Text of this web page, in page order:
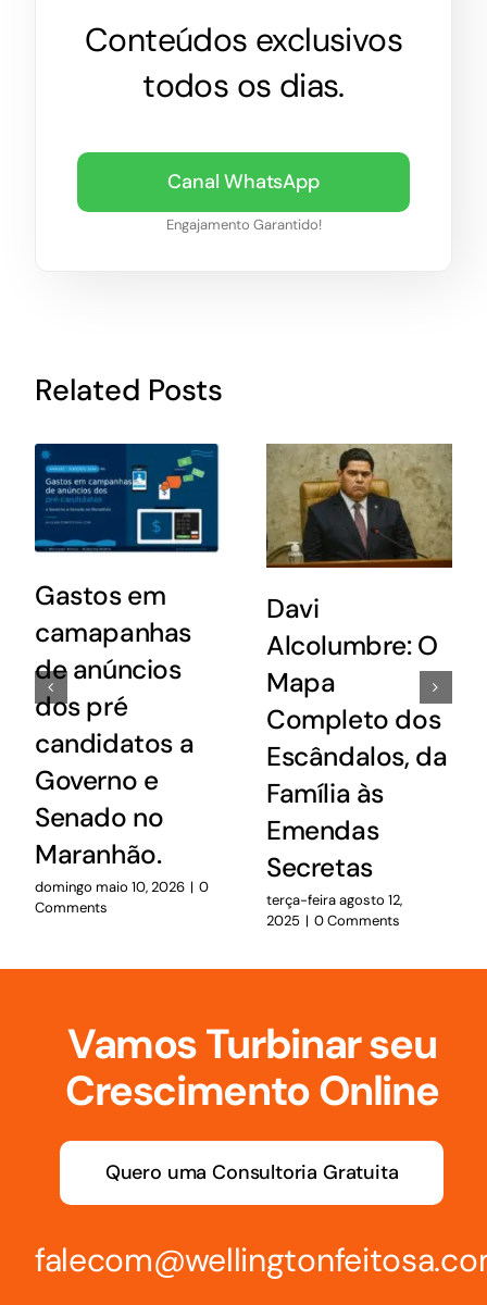
Conteúdos exclusivos
todos os dias.
Canal WhatsApp
Engajamento Garantido!
Related Posts
Gastos em
camapanhas
de anúncios
dos pré
candidatos a
Governo e
Senado no
Maranhão.
domingo maio 10, 2026 | 0
Comments
Davi
Alcolumbre: O
Mapa
Completo dos
Escândalos, da
Família às
Emendas
Secretas
terça-feira agosto 12,
2025 | 0 Comments
Vamos Turbinar seu
Crescimento Online
Quero uma Consultoria Gratuita